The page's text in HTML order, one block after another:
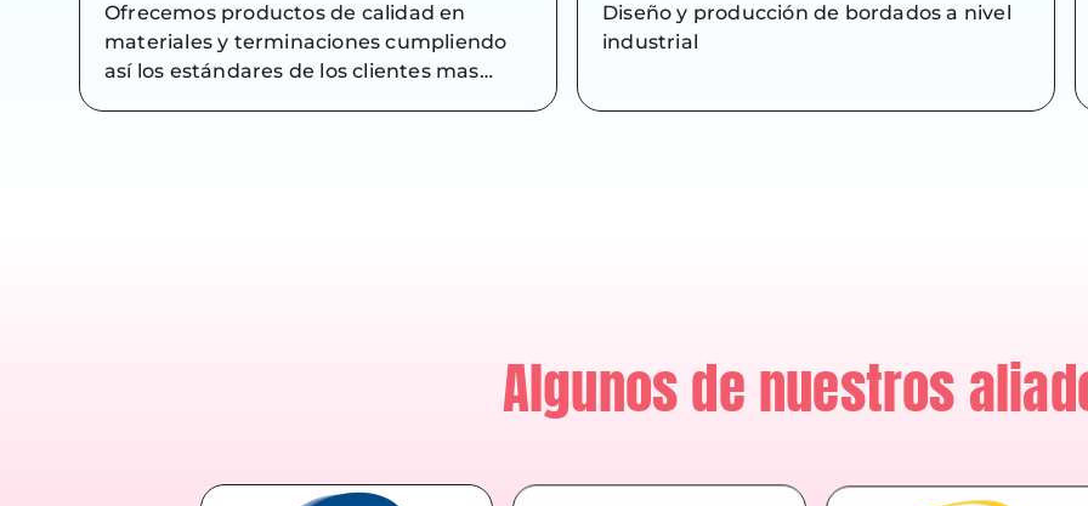
Ofrecemos productos de calidad en
materiales y terminaciones cumpliendo
así los estándares de los clientes mas
Diseño y producción de bordados a nivel
industrial
Algunos de nuestros